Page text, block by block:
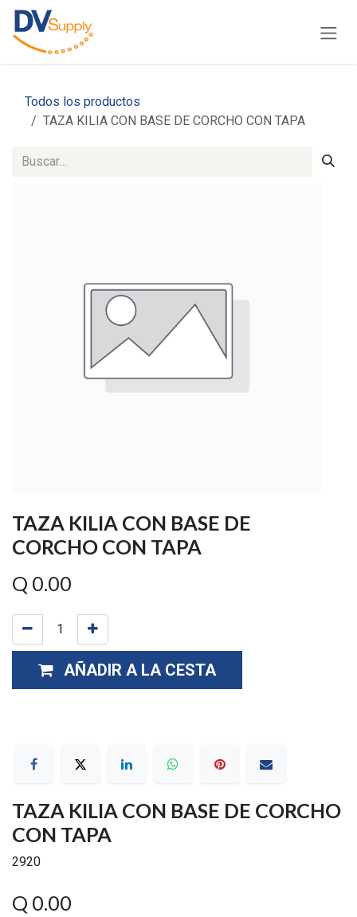
Ir al contenido
Todos los productos
TAZA KILIA CON BASE DE CORCHO CON TAPA
TAZA KILIA CON BASE DE
CORCHO CON TAPA
Q 0.00
AÑADIR A LA CESTA
TAZA KILIA CON BASE DE CORCHO
CON TAPA
2920
Q 0.00